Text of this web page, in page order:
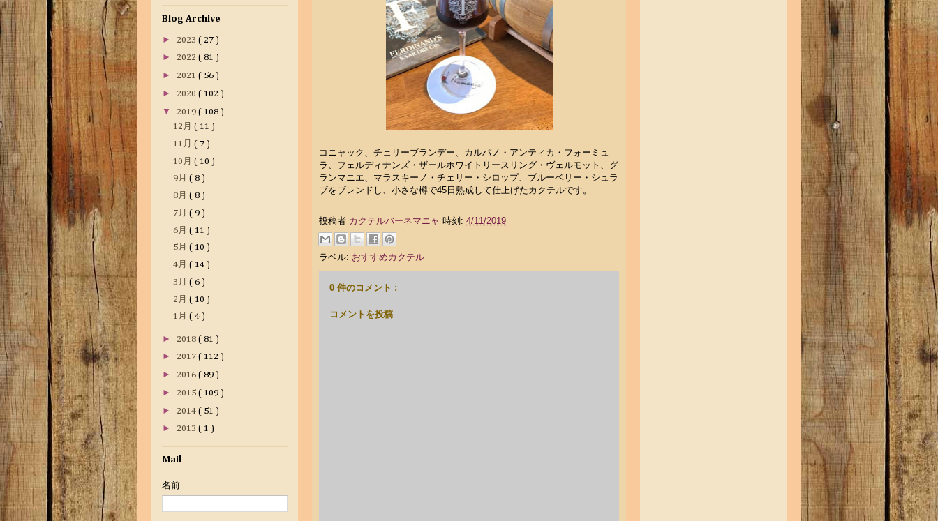
コニャック、チェリーブランデー、カルパノ・アンティカ・フォーミュ
ラ、フェルディナンズ・ザールホワイトリースリング・ヴェルモット、グ
ランマニエ、マラスキーノ・チェリー・シロップ、ブルーベリー・シュラ
ブをブレンドし、小さな樽で45日熟成して仕上げたカクテルです。
投稿者 カクテルバーネマニャ 時刻: 4/11/2019
ラベル: おすすめカクテル
0 件のコメント :
コメントを投稿
Blog Archive
► 2023 ( 27 )
► 2022 ( 81 )
► 2021 ( 56 )
► 2020 ( 102 )
▼ 2019 ( 108 )
12月 ( 11 )
11月 ( 7 )
10月 ( 10 )
9月 ( 8 )
8月 ( 8 )
7月 ( 9 )
6月 ( 11 )
5月 ( 10 )
4月 ( 14 )
3月 ( 6 )
2月 ( 10 )
1月 ( 4 )
► 2018 ( 81 )
► 2017 ( 112 )
► 2016 ( 89 )
► 2015 ( 109 )
► 2014 ( 51 )
► 2013 ( 1 )
Mail
名前